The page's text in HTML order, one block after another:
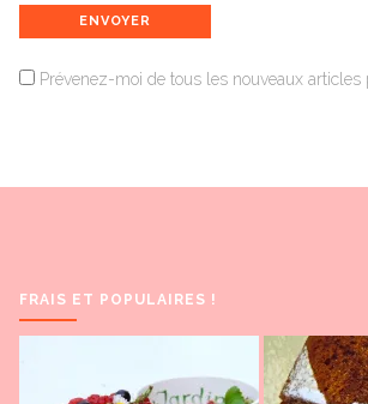
Prévenez-moi de tous les nouveaux articles
FRAIS ET POPULAIRES !